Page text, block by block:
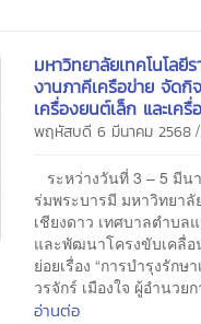
มหาวิทยาลัยเทคโนโล
งานภาคีเครือข่าย จัด
เครื่องยนต์เล็ก และเค
พฤหัสบดี 6 มีนาคม 2568
ระหว่างวันที่ 3 – 5 มี
ร่มพระบารมี มหาวิทยา
เชียงดาว เทศบาลตำบล
และพัฒนาโครงขับเคลื่อ
ย่อยเรื่อง “การบำรุงรัก
วรจักร์ เมืองใจ ผู้อำนว
อ่านต่อ